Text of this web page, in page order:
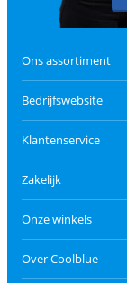
Ons assortiment
Bedrijfswebsite
Klantenservice
Zakelijk
Onze winkels
Over Coolblue